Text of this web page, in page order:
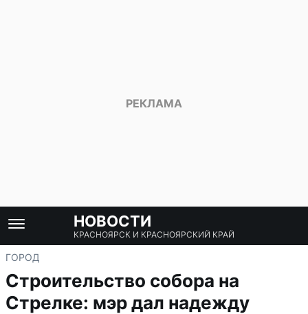
НОВОСТИ
КРАСНОЯРСК И КРАСНОЯРСКИЙ КРАЙ
ГОРОД
Строительство собора на
Стрелке: мэр дал надежду